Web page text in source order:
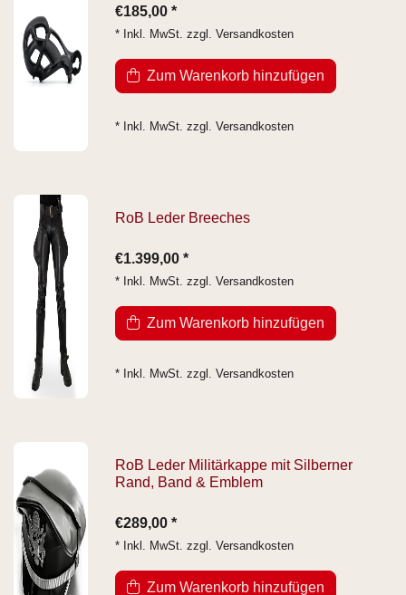
€185,00 *
* Inkl. MwSt. zzgl. Versandkosten
Zum Warenkorb hinzufügen
* Inkl. MwSt. zzgl. Versandkosten
RoB Leder Breeches
€1.399,00 *
* Inkl. MwSt. zzgl. Versandkosten
Zum Warenkorb hinzufügen
* Inkl. MwSt. zzgl. Versandkosten
RoB Leder Militärkappe mit Silberner
Rand, Band & Emblem
€289,00 *
* Inkl. MwSt. zzgl. Versandkosten
Zum Warenkorb hinzufügen